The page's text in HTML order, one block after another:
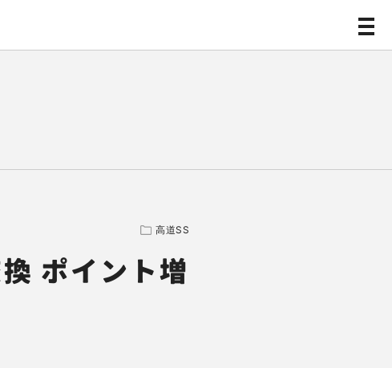
高道SS
ポイント増